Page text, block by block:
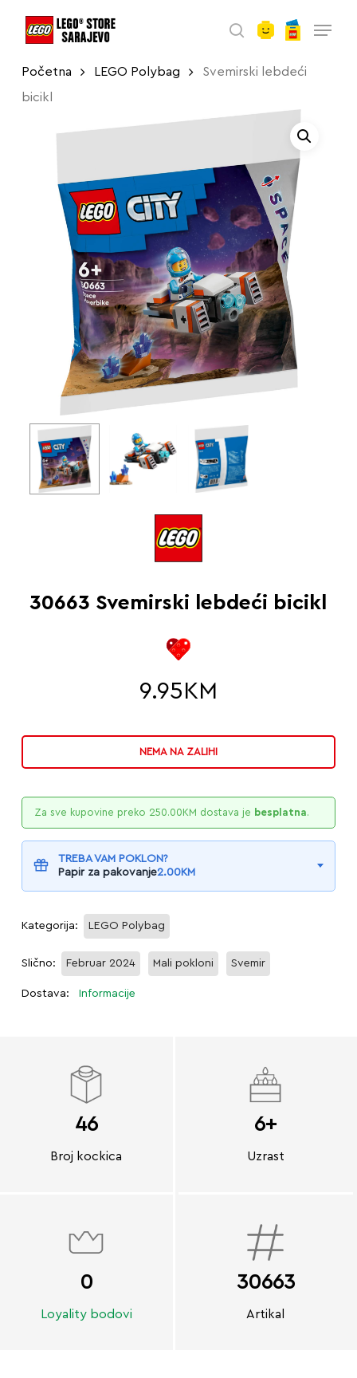
search
Početna LEGO Polybag Svemirski lebdeći
bicikl
30663 Svemirski lebdeći bicikl
9.95 KM
NEMA NA ZALIHI
Za sve kupovine preko 250.00KM dostava je besplatna.
TREBA VAM POKLON?
Papir za pakovanje2.00KM
Kategorija: LEGO Polybag
Slično: Februar 2024 Mali pokloni Svemir
Dostava: Informacije
46
Broj kockica
6+
Uzrast
0
Loyality bodovi
30663
Artikal